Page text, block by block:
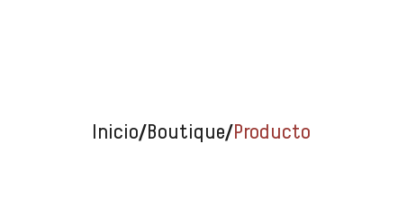
Inicio/Boutique/Producto